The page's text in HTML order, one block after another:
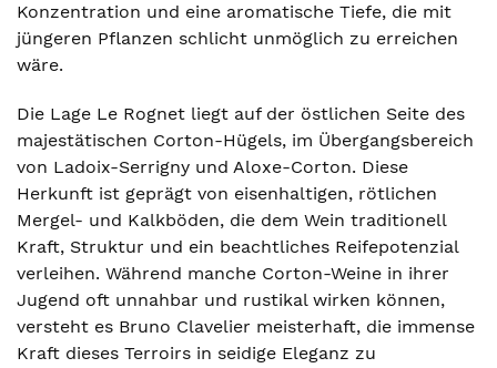
Konzentration und eine aromatische Tiefe, die mit
jüngeren Pflanzen schlicht unmöglich zu erreichen
wäre.
Die Lage Le Rognet liegt auf der östlichen Seite des
majestätischen Corton-Hügels, im Übergangsbereich
von Ladoix-Serrigny und Aloxe-Corton. Diese
Herkunft ist geprägt von eisenhaltigen, rötlichen
Mergel- und Kalkböden, die dem Wein traditionell
Kraft, Struktur und ein beachtliches Reifepotenzial
verleihen. Während manche Corton-Weine in ihrer
Jugend oft unnahbar und rustikal wirken können,
versteht es Bruno Clavelier meisterhaft, die immense
Kraft dieses Terroirs in seidige Eleganz zu